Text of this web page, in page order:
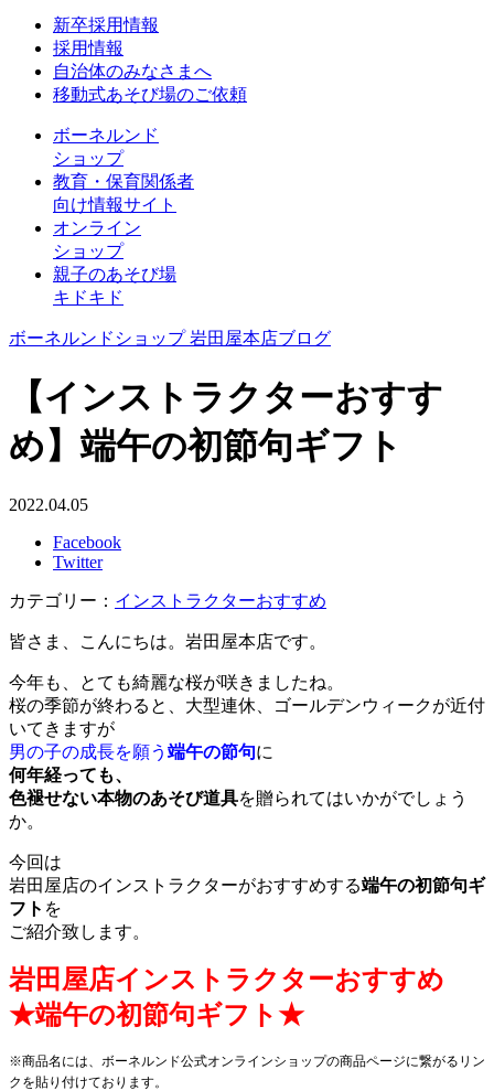
新卒採用情報
採用情報
自治体のみなさまへ
移動式あそび場のご依頼
ボーネルンド
ショップ
教育・保育関係者
向け情報サイト
オンライン
ショップ
親子のあそび場
キドキド
ボーネルンドショップ 岩田屋本店ブログ
【インストラクターおすす
め】端午の初節句ギフト
2022.04.05
Facebook
Twitter
カテゴリー： インストラクターおすすめ
皆さま、こんにちは。岩田屋本店です。
今年も、とても綺麗な桜が咲きましたね。
桜の季節が終わると、大型連休、ゴールデンウィークが近付
いてきますが
男の子の成長を願う 端午の節句に
何年経っても、
色褪せない本物のあそび道具を贈られてはいかがでしょう
か。
今回は
岩田屋店のインストラクターがおすすめする端午の初節句ギ
フト を
ご紹介致します。
岩田屋店インストラクターおすすめ
★端午の初節句ギフト★
※商品名には、ボーネルンド公式オンラインショップの商品ページに繋がるリン
クを貼り付けております。